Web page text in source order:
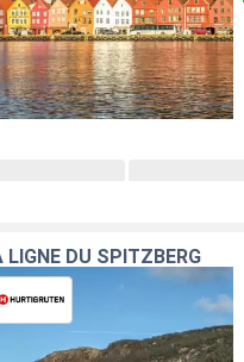
LIGNE DU SPITZBERG